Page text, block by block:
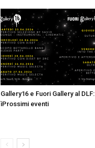
Gallery16 e Fuori Gallery al DLF:
ìProssimi eventi